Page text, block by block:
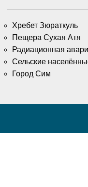
Хребет Зюраткуль
Пещера Сухая Атя
Радиационная
Сельские
Город Сим